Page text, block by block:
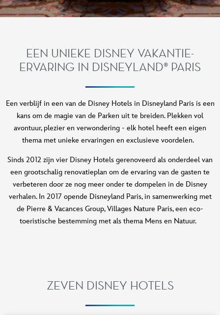
EEN UNIEKE DISNEY VAKANTIE-
ERVARING IN DISNEYLAND® PARIS
Een verblijf in een van de Disney Hotels in Disneyland Paris is een
kans om de magie van de Parken uit te breiden. Plekken vol
avontuur, plezier en verwondering - elk hotel heeft een eigen
thema met unieke ervaringen en exclusieve voordelen.
Sinds 2012 zijn vier Disney Hotels gerenoveerd als onderdeel van
een grootschalig renovatieplan om de ervaring van de gasten te
verbeteren door ze nog meer onder te dompelen in de Disney
verhalen. In 2017 opende Disneyland Paris, in samenwerking met
de Pierre & Vacances Group, Villages Nature Paris, een eco-
toeristische bestemming met als thema Mens en Natuur.
ZEVEN DISNEY HOTELS